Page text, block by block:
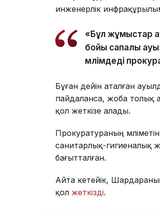
инженерлік
«Бұл жұмыстар
бойы сапалы
мәлімдеді
Бұған дейін аталған
пайдаланса, жоба толық
қол жеткізе алады.
Прокуратураның
санитарлық-гигиеналық
бағытталған.
Айта кетейік,
қол жеткізді.